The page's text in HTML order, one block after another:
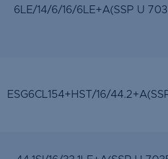
6LE/14/6/16/6LE+A(SSP U
ESG6CL154+HST/16/